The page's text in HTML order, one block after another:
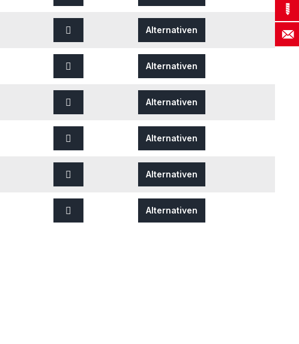
Alternativen
Alternativen
Alternativen
Alternativen
Alternativen
Alternativen